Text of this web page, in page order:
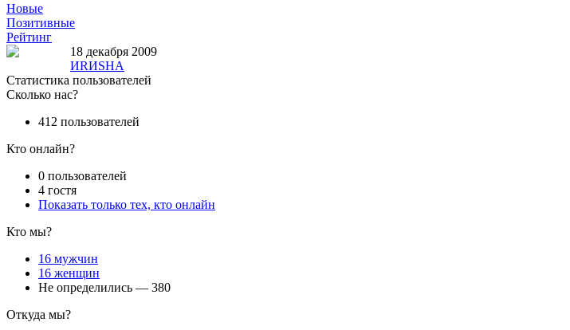
Новые
Позитивные
Рейтинг
18 декабря 2009
ИRИSHA
Статистика пользователей
Сколько нас?
412 пользователей
Кто онлайн?
0 пользователей
4 гостя
Показать только тех, кто онлайн
Кто мы?
16 мужчин
16 женщин
Не определились — 380
Откуда мы?